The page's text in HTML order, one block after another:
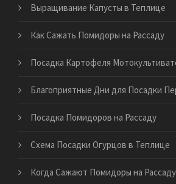
Выращивание Капусты в Теплице
Как Сажать Помидоры на Рассаду
Посадка Картофеля
Благоприятные Дни для Посадки
Посадка Помидоров на Рассаду
Схема Посадки Огурцов в Теплице
Когда Сажают Помидоры на Рассаду